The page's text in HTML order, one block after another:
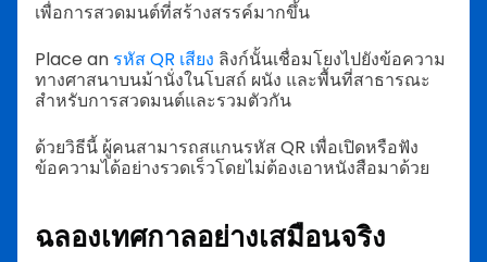
เพื่อการสวดมนต์ที่สร้างสรรค์มากขึ้น
Place an รหัส QR เสียง ลิงก์นั้นเชื่อมโยงไปยังข้อความ
ทางศาสนาบนม้านั่งในโบสถ์ ผนัง และพื้นที่สาธารณะ
สำหรับการสวดมนต์และรวมตัวกัน
ด้วยวิธีนี้ ผู้คนสามารถสแกนรหัส QR เพื่อเปิดหรือฟัง
ข้อความได้อย่างรวดเร็วโดยไม่ต้องเอาหนังสือมาด้วย
ฉลองเทศกาลอย่างเสมือนจริง